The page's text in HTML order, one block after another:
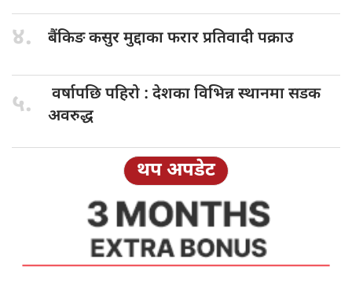
४. बैंकिङ कसुरमुद्दाका फरार प्रतिवादी पक्राउ
५. वर्षापछि पहिरो : देशका विभिन्न स्थानमा सडक
अवरुद्ध
थप अपडेट